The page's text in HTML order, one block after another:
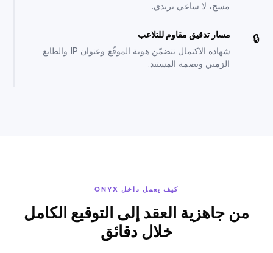
مسح، لا ساعي بريدي.
🔒 مسار تدقيق مقاوم للتلاعب
شهادة الاكتمال تتضمّن هوية الموقّع وعنوان IP والطابع
الزمني وبصمة المستند.
كيف يعمل داخل ONYX
من جاهزية العقد إلى التوقيع الكامل
خلال دقائق